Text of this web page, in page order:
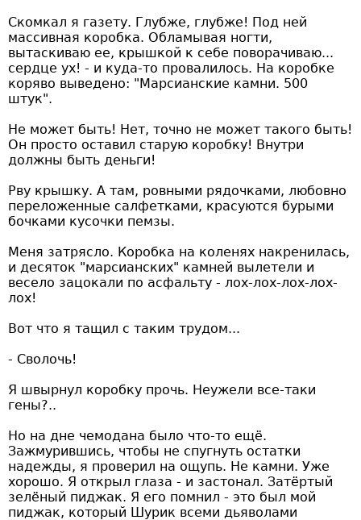
Скомкал я газету. Глубже, глубже! Под ней
массивная коробка. Обламывая ногти,
вытаскиваю ее, крышкой к себе поворачиваю...
сердце ух! - и куда-то провалилось. На коробке
коряво выведено: "Марсианские камни. 500
штук".
Не может быть! Нет, точно не может такого быть!
Он просто оставил старую коробку! Внутри
должны быть деньги!
Рву крышку. А там, ровными рядочками, любовно
переложенные салфетками, красуются бурыми
бочками кусочки пемзы.
Меня затрясло. Коробка на коленях накренилась,
и десяток "марсианских" камней вылетели и
весело зацокали по асфальту - лох-лох-лох-лох-
лох!
Вот что я тащил с таким трудом...
- Сволочь!
Я швырнул коробку прочь. Неужели все-таки
гены?..
Но на дне чемодана было что-то ещё.
Зажмурившись, чтобы не спугнуть остатки
надежды, я проверил на ощупь. Не камни. Уже
хорошо. Я открыл глаза - и застонал. Затёртый
зелёный пиджак. Я его помнил - это был мой
пиджак, который Шурик всеми дьяволами